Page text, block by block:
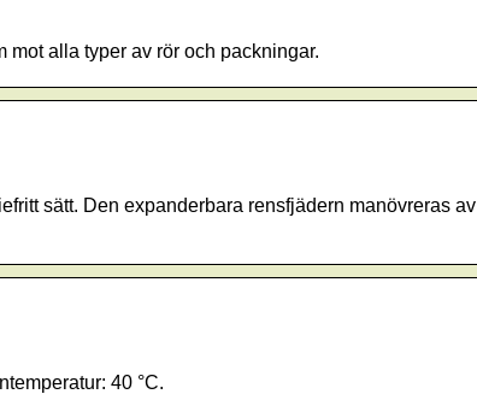
mot alla typer av rör och packningar.
sätt. Den expanderbara rensfjädern manövreras
40 °C.